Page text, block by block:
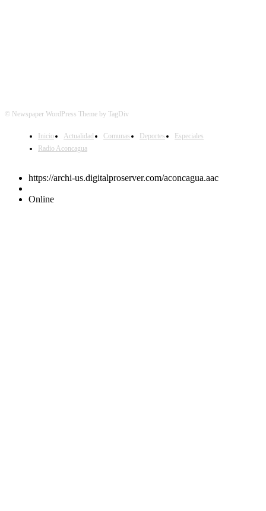
© Newspaper WordPress Theme by TagDiv
Inicio Actualidad Comunas Deportes
Especiales
Radio Aconcagua
https://archi-us.digitalproserver.com/aconcagua.aac
Online